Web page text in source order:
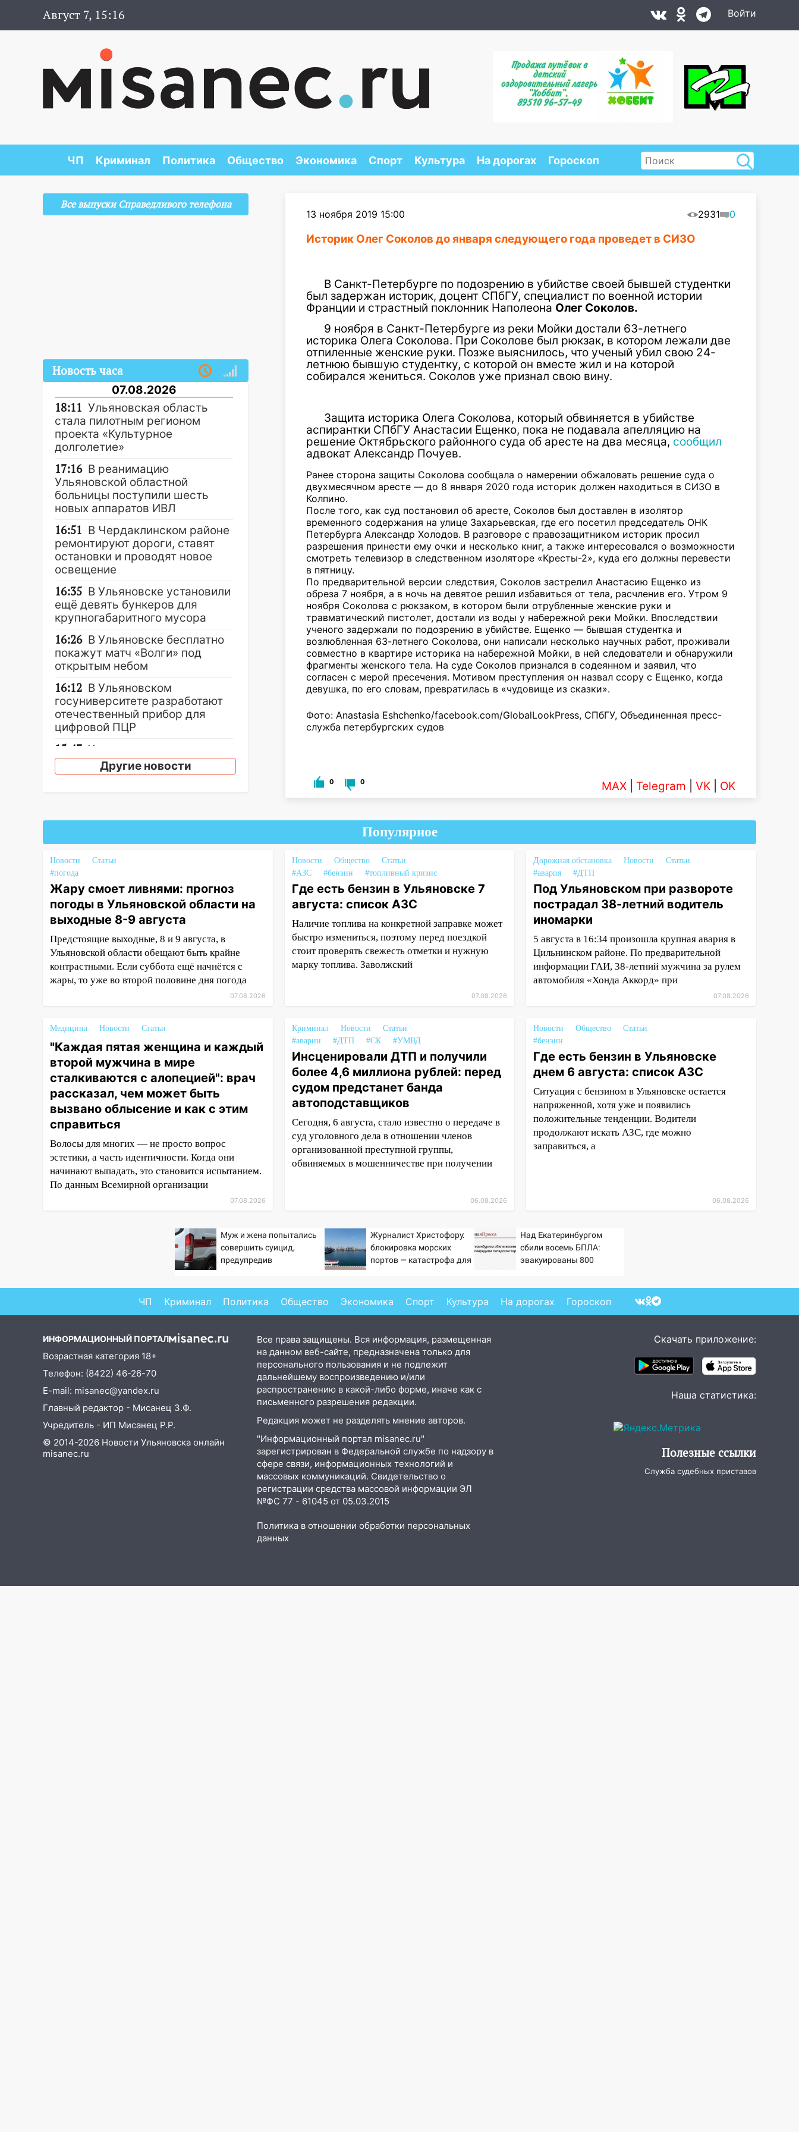
Август 7, 15:16 Войти
ЧП Криминал Политика Общество Экономика Спорт Культура На дорогах Гороскоп
13 ноября 2019 15:00 2931 0
Историк Олег Соколов до января следующего года проведет в СИЗО
В Санкт-Петербурге по подозрению в убийстве своей бывшей студентки
был задержан историк, доцент СПбГУ, специалист по военной истории
Франции и страстный поклонник Наполеона Олег Соколов.
9 ноября в Санкт-Петербурге из реки Мойки достали 63-летнего
историка Олега Соколова. При Соколове был рюкзак, в котором лежали две
отпиленные женские руки. Позже выяснилось, что ученый убил свою 24-
летнюю бывшую студентку, с которой он вместе жил и на которой
собирался жениться. Соколов уже признал свою вину.
Защита историка Олега Соколова, который обвиняется в убийстве
аспирантки СПбГУ Анастасии Ещенко, пока не подавала апелляцию на
решение Октябрьского районного суда об аресте на два месяца, сообщил
адвокат Александр Почуев.
Ранее сторона защиты Соколова сообщала о намерении обжаловать решение суда о
двухмесячном аресте — до 8 января 2020 года историк должен находиться в СИЗО в
Колпино.
После того, как суд постановил об аресте, Соколов был доставлен в изолятор
временного содержания на улице Захарьевская, где его посетил председатель ОНК
Петербурга Александр Холодов. В разговоре с правозащитником историк просил
разрешения принести ему очки и несколько книг, а также интересовался о возможности
смотреть телевизор в следственном изоляторе «Кресты-2», куда его должны перевести
в пятницу.
По предварительной версии следствия, Соколов застрелил Анастасию Ещенко из
обреза 7 ноября, а в ночь на девятое решил избавиться от тела, расчленив его. Утром 9
ноября Соколова с рюкзаком, в котором были отрубленные женские руки и
травматический пистолет, достали из воды у набережной реки Мойки. Впоследствии
ученого задержали по подозрению в убийстве. Ещенко — бывшая студентка и
возлюбленная 63-летнего Соколова, они написали несколько научных работ, проживали
совместно в квартире историка на набережной Мойки, в ней следователи и обнаружили
фрагменты женского тела. На суде Соколов признался в содеянном и заявил, что
согласен с мерой пресечения. Мотивом преступления он назвал ссору с Ещенко, когда
девушка, по его словам, превратилась в «чудовище из сказки».
Фото: Anastasia Eshchenko/facebook.com/GlobalLookPress, СПбГУ, Объединенная пресс-
служба петербургских судов
0 0 MAX Telegram VK OK
Все выпуски Справедливого телефона
Новость часа
07.08.2026
18:11 Ульяновская область
стала пилотным регионом
проекта «Культурное
долголетие»
17:16 В реанимацию
Ульяновской областной
больницы поступили шесть
новых аппаратов ИВЛ
16:51 В Чердаклинском районе
ремонтируют дороги, ставят
остановки и проводят новое
освещение
16:35 В Ульяновске установили
ещё девять бункеров для
крупногабаритного мусора
16:26 В Ульяновске бесплатно
покажут матч «Волги» под
открытым небом
16:12 В Ульяновском
госуниверситете разработают
отечественный прибор для
цифровой ПЦР
15:47 Ульяновцы могут
вернуть деньги за абонементы
закрывшегося фитнес-клуба
прокуратуры в селах
15:27
капремонт школы в селе
Кивать
15:08 В Кузоватово после
прокурорской проверки
обновили разметку на
пешеходных переходах
14:40
На проспекте Гая в
14:22
В Новом городе 8 августа
пройдет большой фестиваль
«Наше время» с
мотофристайлом и концертом
«Мураками»
14:04 Жару смоет ливнями:
прогноз погоды в Ульяновской
области на выходные 8-9
августа
13:30 В Ульяновске
транспортные
В Ульяновске за один
день обокрали женщину на
пляже и подростка в сквере
13:01 В Димитровграде
мужчина выбросил из машины
страйкбольную гранату: его
надвигается сильнейшая
непогода: град и шквал до 27
м/с
12:31
Ульяновец хотел купить
иномарку из Европы и потерял
760 тысяч рублей
12:20 В Чердаклинском районе
Другие новости
Популярное
Новости
Статьи
#погода
Жару смоет ливнями: прогноз
погоды в Ульяновской области на
выходные 8-9 августа
Предстоящие выходные, 8 и 9 августа, в
Ульяновской области обещают быть крайне
контрастными. Если суббота ещё начнётся с
жары, то уже во второй половине дня погода
07.08.2026
Новости Общество
Статьи
#АЗС
#бензин #топливный кризис
Где есть бензин в Ульяновске 7
августа: список АЗС
Наличие топлива на конкретной заправке может
быстро измениться, поэтому перед поездкой
стоит проверять свежесть отметки и нужную
марку топлива. Заволжский
07.08.2026
Дорожная обстановка Новости
Статьи
#авария
#ДТП
Под Ульяновском при развороте
пострадал 38-летний водитель
иномарки
5 августа в 16:34 произошла крупная авария в
Цильнинском районе. По предварительной
информации ГАИ, 38-летний мужчина за рулем
автомобиля «Хонда Аккорд» при
07.08.2026
Медицина Новости Статьи
"Каждая пятая женщина и каждый
второй мужчина в мире
сталкиваются с алопецией": врач
рассказал, чем может быть
вызвано облысение и как с этим
справиться
Волосы для многих — не просто вопрос
эстетики, а часть идентичности. Когда они
начинают выпадать, это становится испытанием.
По данным Всемирной организации
07.08.2026
Криминал Новости
Статьи
#аварии
#ДТП #СК #УМВД
Инсценировали ДТП и получили
более 4,6 миллиона рублей: перед
судом предстанет банда
автоподставщиков
Сегодня, 6 августа, стало известно о передаче в
суд уголовного дела в отношении членов
организованной преступной группы,
обвиняемых в мошенничестве при получении
06.08.2026
Новости Общество
Статьи
#бензин
Где есть бензин в Ульяновске
днем 6 августа: список АЗС
Ситуация с бензином в Ульяновске остается
напряженной, хотя уже и появились
положительные тенденции. Водители
продолжают искать АЗС, где можно
заправиться, а
06.08.2026
Муж и жена попытались
совершить суицид,
предупредив
Журналист Христофору:
блокировка морских
портов — катастрофа для
Над Екатеринбургом
сбили восемь БПЛА:
эвакуированы 800
ЧП Криминал Политика Общество Экономика Спорт Культура На дорогах Гороскоп
ИНФОРМАЦИОННЫЙ ПОРТАЛ
Возрастная категория 18+
Телефон: (8422) 46-26-70
E-mail: misanec@yandex.ru
Главный редактор - Мисанец З.Ф.
Учредитель - ИП Мисанец Р.Р.
© 2014-2026 Новости Ульяновска онлайн
misanec.ru
Все права защищены. Вся информация, размещенная
на данном веб-сайте, предназначена только для
персонального пользования и не подлежит
дальнейшему воспроизведению и/или
распространению в какой-либо форме, иначе как с
письменного разрешения редакции.
Редакция может не разделять мнение авторов.
"Информационный портал misanec.ru"
зарегистрирован в Федеральной службе по надзору в
сфере связи, информационных технологий и
массовых коммуникаций. Свидетельство о
регистрации средства массовой информации ЭЛ
№ФС 77 - 61045 от 05.03.2015
Политика в отношении обработки персональных
данных
Скачать приложение:
Наша статистика:
Полезные ссылки
Служба судебных приставов